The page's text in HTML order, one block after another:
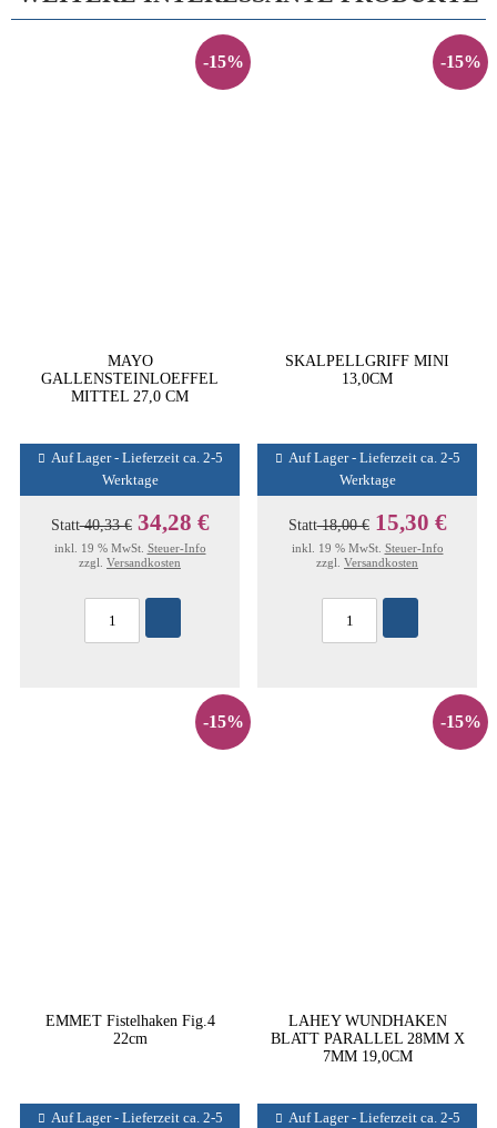
-15%
MAYO
GALLENSTEINLOEFFEL
MITTEL 27,0 CM
Auf Lager - Lieferzeit ca. 2-5
Werktage
Statt40,33 € 34,28 €
inkl. 19 % MwSt. Steuer-Info
zzgl. Versandkosten
-15%
SKALPELLGRIFF MINI
13,0CM
Auf Lager - Lieferzeit ca. 2-5
Werktage
Statt18,00 € 15,30 €
inkl. 19 % MwSt. Steuer-Info
zzgl. Versandkosten
-15%
EMMET Fistelhaken Fig.4
22cm
Auf Lager - Lieferzeit ca. 2-5
-15%
LAHEY WUNDHAKEN
BLATT PARALLEL 28MM X
7MM 19,0CM
Auf Lager - Lieferzeit ca. 2-5